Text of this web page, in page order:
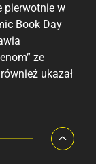
pierwotnie w
Book Day
ze
ukazał